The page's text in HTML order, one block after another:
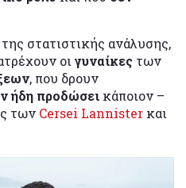
στατιστικής ανάλυσης,
οι γυναίκες των
, που δρουν
ήδη προδώσει κάποιον –
των Cersei Lannister και